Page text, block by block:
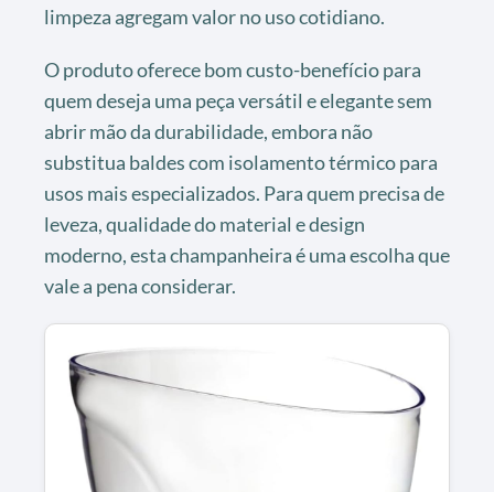
limpeza agregam valor no uso cotidiano.
O produto oferece bom custo-benefício para
quem deseja uma peça versátil e elegante sem
abrir mão da durabilidade, embora não
substitua baldes com isolamento térmico para
usos mais especializados. Para quem precisa de
leveza, qualidade do material e design
moderno, esta champanheira é uma escolha que
vale a pena considerar.